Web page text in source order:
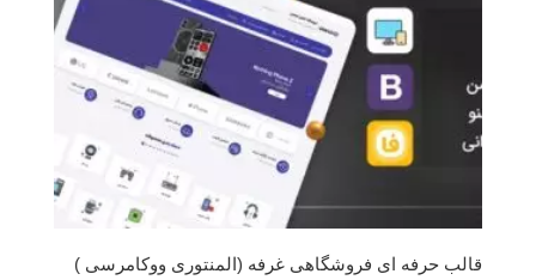
قالب حرفه ای فروشگاهی غرفه (المنتوری ووکامرسی )